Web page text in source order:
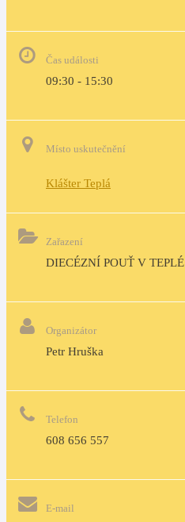
Čas události
09:30 - 15:30
Místo uskutečnění
Klášter Teplá
Zařazení
DIECÉZNÍ POUŤ V TEPLÉ
Organizátor
Petr Hruška
Telefon
608 656 557
E-mail